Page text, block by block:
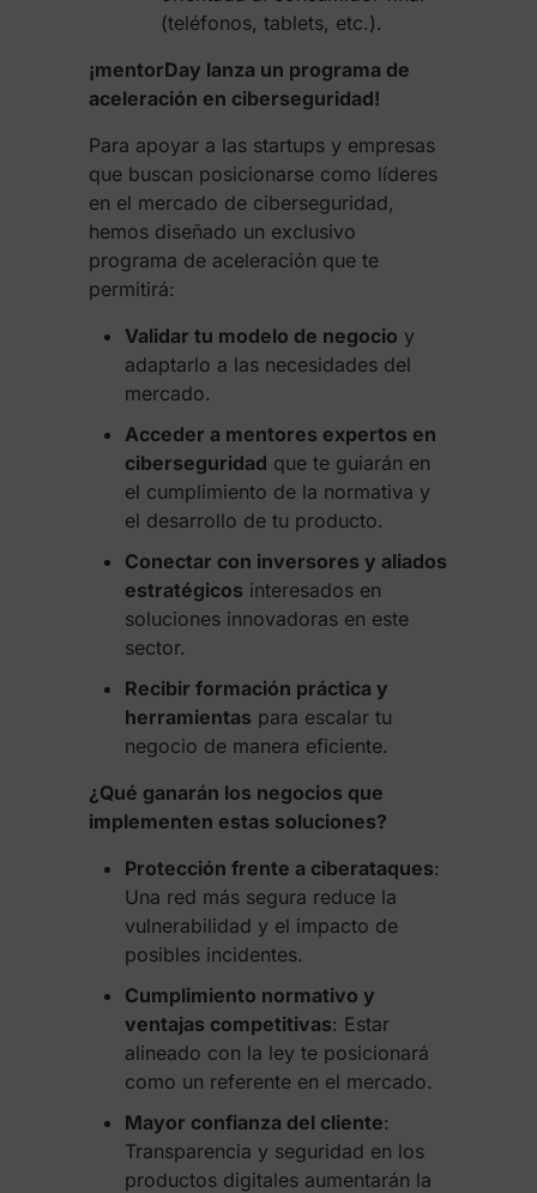
(teléfonos, tablets, etc.).
¡mentorDay lanza un programa de
aceleración en ciberseguridad!
Para apoyar a las startups y empresas
que buscan posicionarse como líderes
en el mercado de ciberseguridad,
hemos diseñado un exclusivo
programa de aceleración que te
permitirá:
Validar tu modelo de negocio y
adaptarlo a las necesidades del
mercado.
Acceder a mentores expertos en
ciberseguridad que te guiarán en
el cumplimiento de la normativa y
el desarrollo de tu producto.
Conectar con inversores y aliados
estratégicos interesados en
soluciones innovadoras en este
sector.
Recibir formación práctica y
herramientas para escalar tu
negocio de manera eficiente.
¿Qué ganarán los negocios que
implementen estas soluciones?
Protección frente a ciberataques:
Una red más segura reduce la
vulnerabilidad y el impacto de
posibles incidentes.
Cumplimiento normativo y
ventajas competitivas: Estar
alineado con la ley te posicionará
como un referente en el mercado.
Mayor confianza del cliente:
Transparencia y seguridad en los
productos digitales aumentarán la